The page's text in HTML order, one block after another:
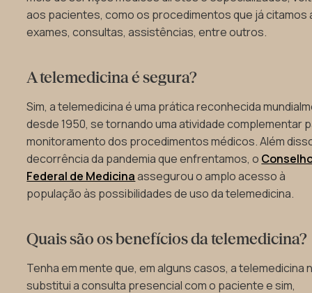
aos pacientes, como os procedimentos que já citamos
exames, consultas, assistências, entre outros.
A telemedicina é segura?
Sim, a telemedicina é uma prática reconhecida
desde 1950, se tornando uma atividade complementar
monitoramento dos procedimentos médicos. Além
decorrência da pandemia que enfrentamos, o
Federal de Medicinaassegurou o amplo acesso à
população às possibilidades de uso da telemedicina.
Quais são os benefícios da telemedicina?
Tenha em mente que, em alguns casos, a telemedicina
substitui a consulta presencial com o paciente e sim,